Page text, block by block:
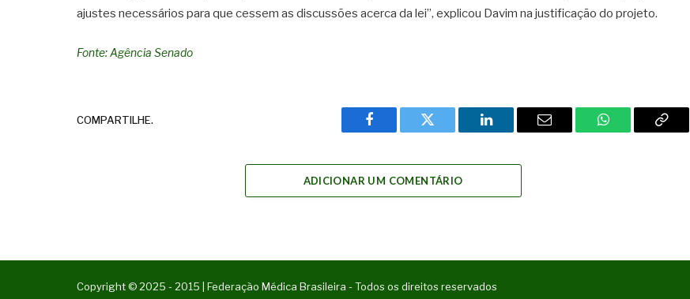
ajustes necessários para que cessem as discussões acerca da lei”, explicou Davim na justificação do projeto.
Fonte: Agência Senado
COMPARTILHE.
Facebook Twitter LinkedIn Email WhatsAppCopy
ADICIONAR UM COMENTÁRIO
Copyright © 2025 - 2015 | Federação Médica Brasileira - Todos os direitos reservados